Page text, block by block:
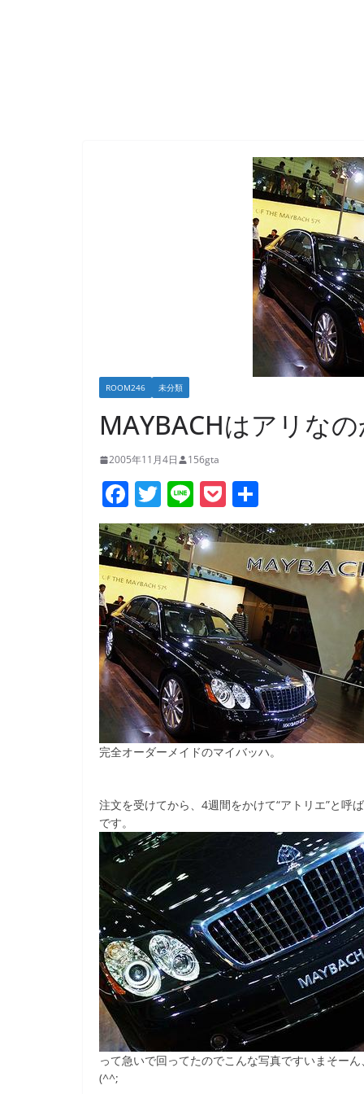
ROOM246 未分類
MAYBACHはアリな
2005年11月4日 156gta
F
a
c
e
b
o
o
k
T
w
itt
er
Li
n
e
P
o
ck
et
有
完全オーダーメイドのマイバッハ。
注文を受けてから、4週間をかけて“アトリエ”と呼
です。
って急いで回ってたのでこんな写真ですいまそー
(^^;